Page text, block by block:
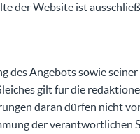
der Website ist
des Angebots sowie
gilt für die
daran dürfen nicht
der verantwortlichen